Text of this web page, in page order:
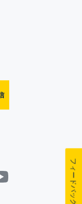
フィードバック